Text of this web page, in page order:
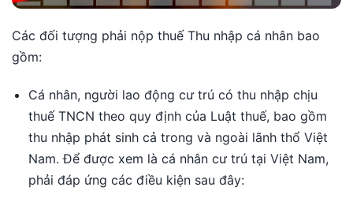
Các đối tượng phải nộp thuế Thu nhập cá nhân bao
gồm:
Cá nhân, người lao động cư trú có thu nhập chịu
thuế TNCN theo quy định của Luật thuế, bao gồm
thu nhập phát sinh cả trong và ngoài lãnh thổ Việt
Nam. Để được xem là cá nhân cư trú tại Việt Nam,
phải đáp ứng các điều kiện sau đây: